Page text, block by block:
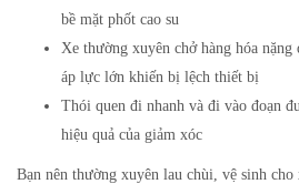
bề mặt phốt cao su
Xe thường xuyên chở hàng hóa
áp lực lớn khiến bị lệch thiết bị
Thói quen đi nhanh và đi vào đoạn
hiệu quả của giảm xóc
Bạn nên thường xuyên lau chùi, vệ sinh